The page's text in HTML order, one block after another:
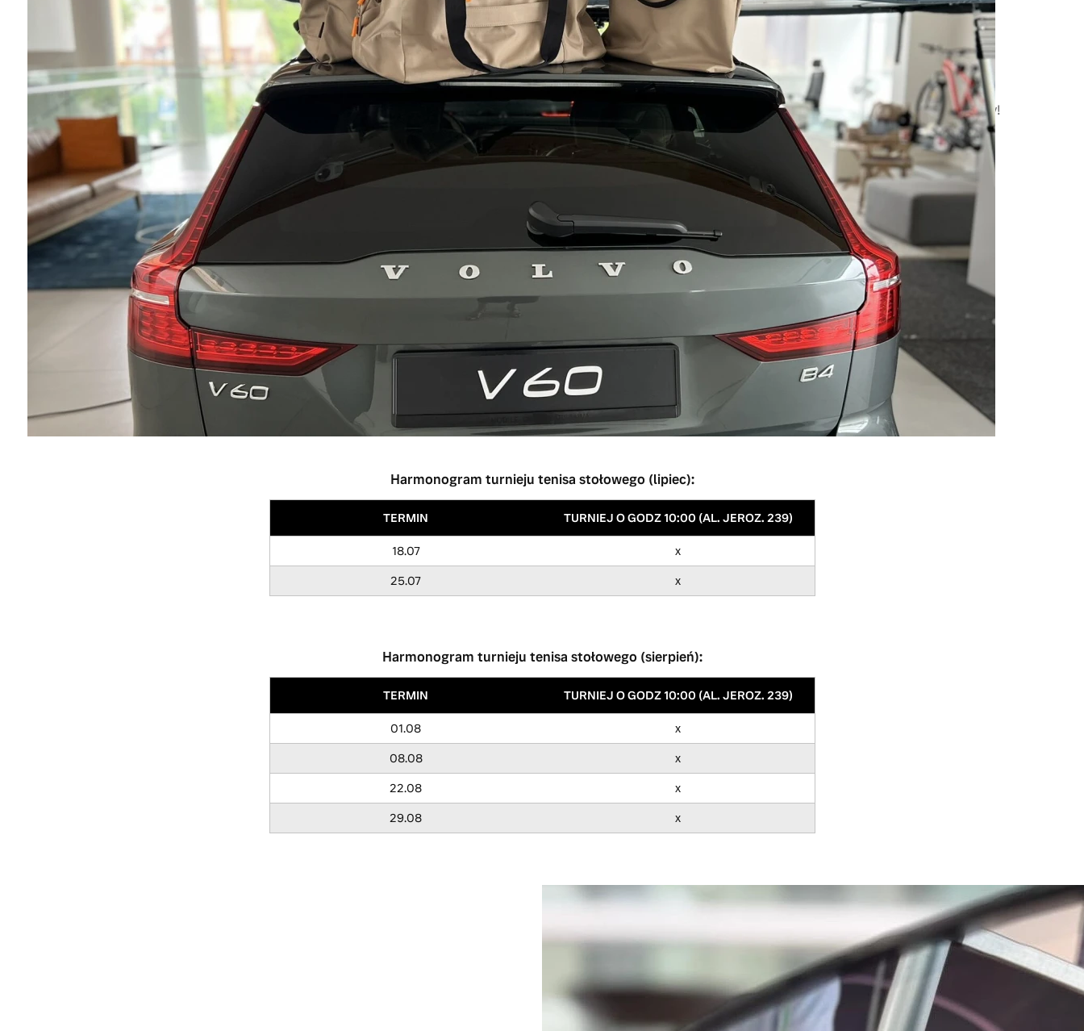
Podejmij wyzwanie, baw się i zgarnij wyjątkowe nagrody
Wakacyjny konkurs Volvo
Przez całe wakacje baw się razem z nami i zawalcz o wyjątkowe nagrody!
Do wygrania m.in. Volvo na weekend lub voucher na kolekcję Lifestyle
Volvo.
Sprawdź zasady konkursu w regulaminie i śledź nasze profile w mediach
społecznościowych, aby być na bieżąco z kolejnymi wyzwaniami.
Pobierz regulamin konkursu
Harmonogram turnieju tenisa stołowego (lipiec):
TERMIN TURNIEJ O GODZ 10:00 (AL. JEROZ. 239)
18.07 x
25.07 x
Harmonogram turnieju tenisa stołowego (sierpień):
TERMIN TURNIEJ O GODZ 10:00 (AL. JEROZ. 239)
01.08 x
08.08 x
22.08 x
29.08 x